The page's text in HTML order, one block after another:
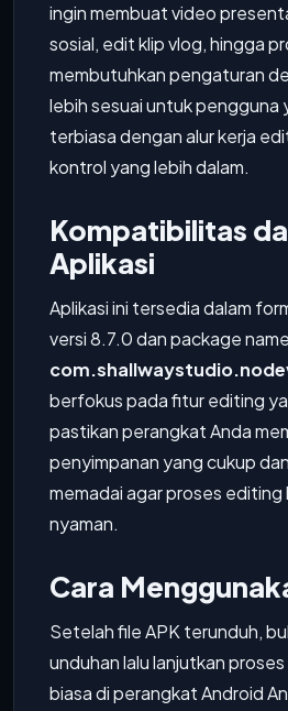
ingin membuat video
sosial, edit klip vlog, hingga
membutuhkan pengaturan
lebih sesuai untuk pengguna
terbiasa dengan alur kerja
kontrol yang lebih dalam.
Kompatibilitas
Aplikasi
Aplikasi ini tersedia dalam
versi 8.7.0 dan package name
berfokus pada fitur editing
pastikan perangkat Anda
penyimpanan yang cukup
memadai agar proses editing
nyaman.
Cara
Setelah file APK terunduh,
unduhan lalu lanjutkan
biasa di perangkat Android